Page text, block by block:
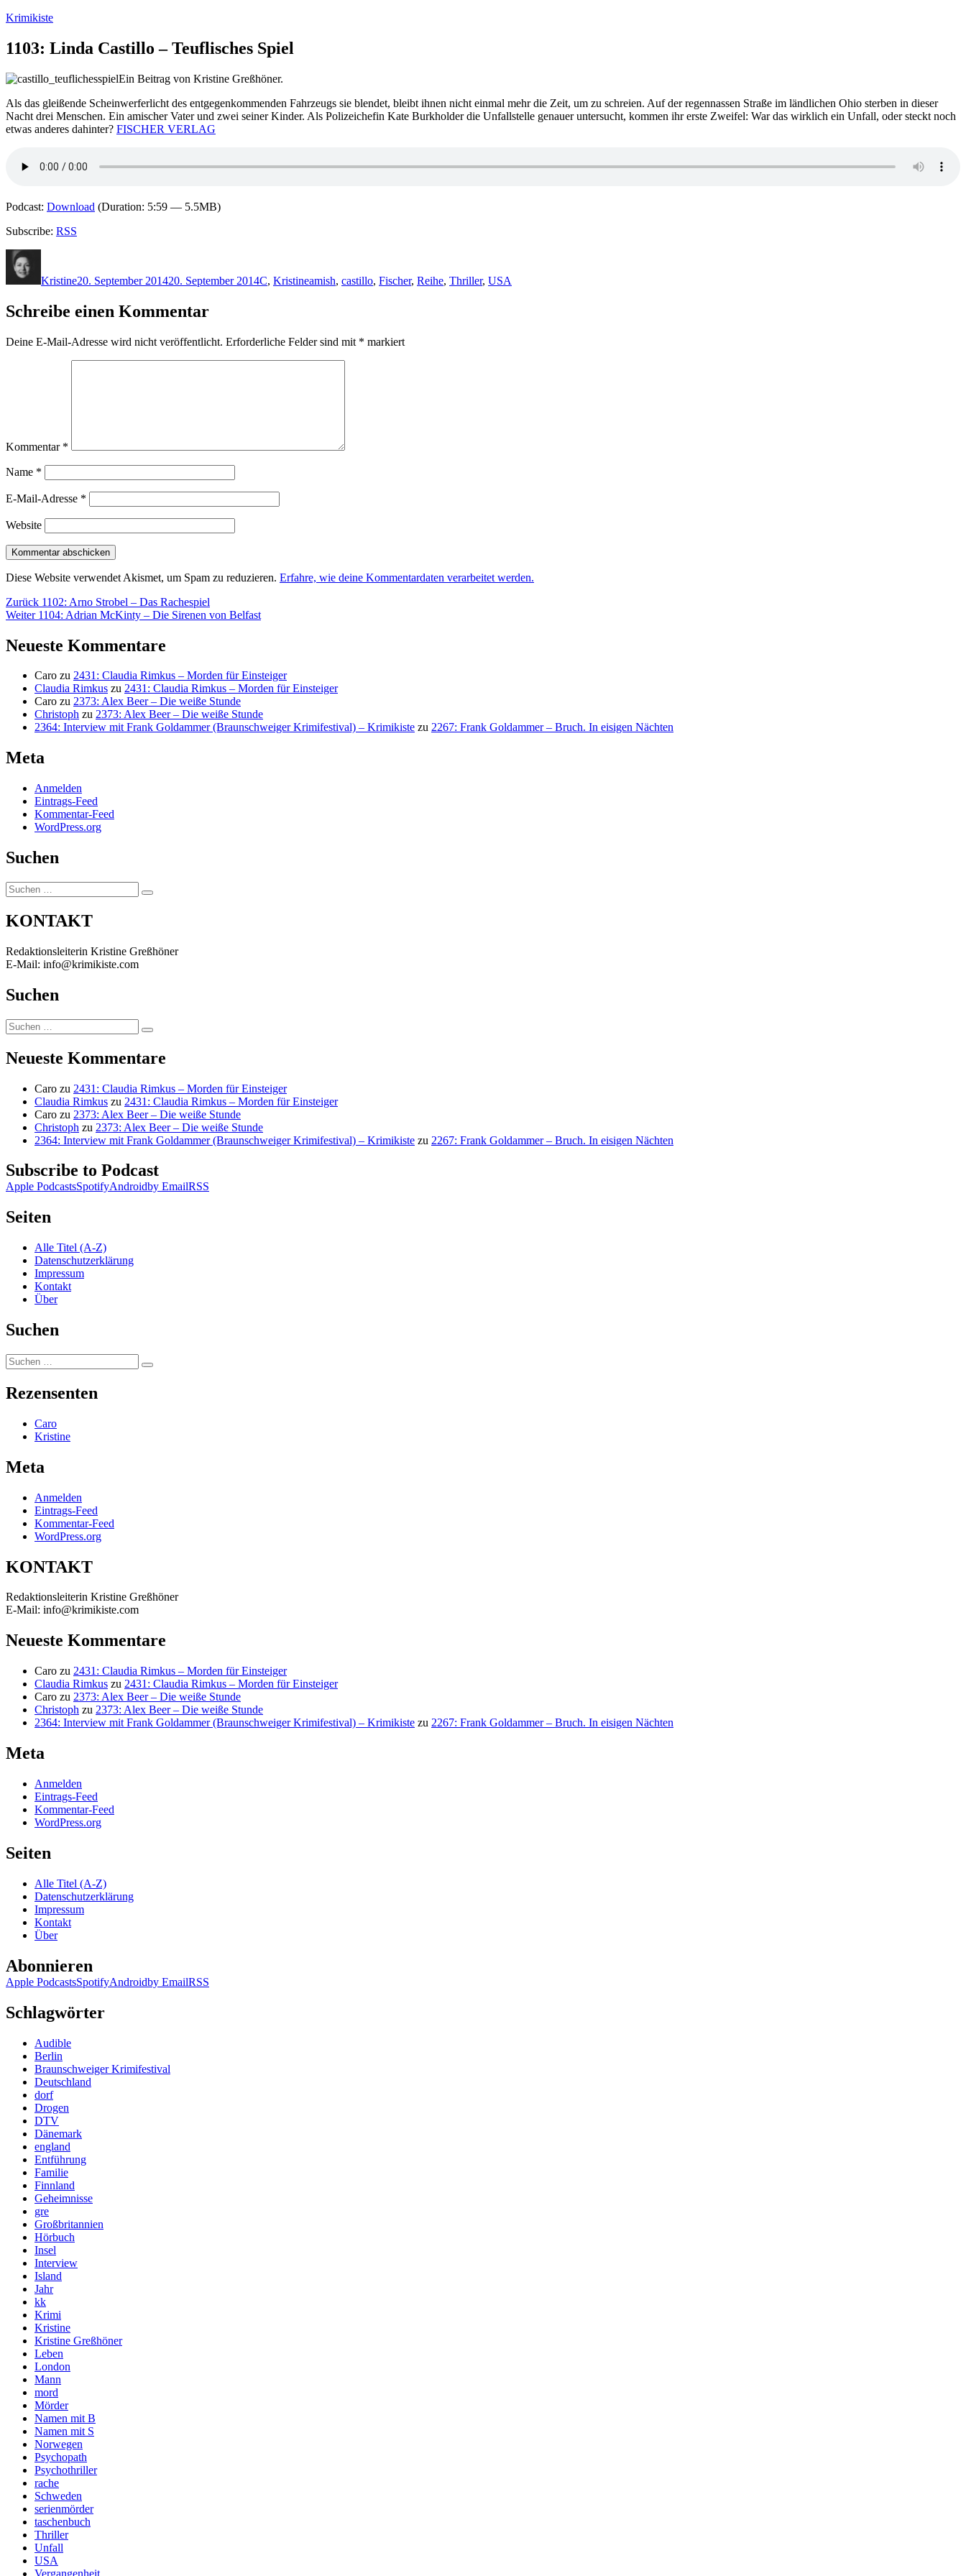
Zum
springen
Krimikiste
1103: Linda Castillo – Teuflisches Spiel
Ein Beitrag von Kristine Greßhöner.
Als das gleißende Scheinwerferlicht des entgegenkommenden Fahrzeugs sie blendet, bleibt ihnen nicht einmal mehr die Zeit, um zu schreien. Auf der regennassen Straße im ländlichen Ohio sterben in dieser
Nacht drei Menschen. Ein amischer Vater und zwei seiner Kinder. Als Polizeichefin Kate Burkholder die Unfallstelle genauer untersucht, kommen ihr erste Zweifel: War das wirklich ein Unfall, oder steckt noch
etwas anderes dahinter? FISCHER VERLAG
Podcast: Download (Duration: 5:59 — 5.5MB)
Subscribe: RSS
Kristine20. September 201420. September 2014C, Kristineamish, castillo, Fischer, Reihe, Thriller, USA
Schreibe einen Kommentar
Deine E-Mail-Adresse wird nicht veröffentlicht. Erforderliche Felder sind mit * markiert
Kommentar *
Name *
E-Mail-Adresse *
Website
Diese Website verwendet Akismet, um Spam zu reduzieren. Erfahre, wie deine Kommentardaten verarbeitet werden.
Beitragsnavigation
Zurück Vorheriger
Beitrag:
1102: Arno Strobel – Das Rachespiel
Weiter Nächster
1104: Adrian McKinty – Die Sirenen von Belfast
Neueste Kommentare
Caro zu 2431: Claudia Rimkus – Morden für Einsteiger
Claudia Rimkus zu 2431: Claudia Rimkus – Morden für Einsteiger
Caro zu 2373: Alex Beer – Die weiße Stunde
Christoph zu 2373: Alex Beer – Die weiße Stunde
2364: Interview mit Frank Goldammer (Braunschweiger Krimifestival) – Krimikiste zu 2267: Frank Goldammer – Bruch. In eisigen Nächten
Meta
Anmelden
Eintrags-Feed
Kommentar-Feed
WordPress.org
Suchen
Suchen
nach:
Suchen
KONTAKT
Redaktionsleiterin Kristine Greßhöner
E-Mail: info@krimikiste.com
Suchen
Suchen
nach:
Suchen
Neueste Kommentare
Caro zu 2431: Claudia Rimkus – Morden für Einsteiger
Claudia Rimkus zu 2431: Claudia Rimkus – Morden für Einsteiger
Caro zu 2373: Alex Beer – Die weiße Stunde
Christoph zu 2373: Alex Beer – Die weiße Stunde
2364: Interview mit Frank Goldammer (Braunschweiger Krimifestival) – Krimikiste zu 2267: Frank Goldammer – Bruch. In eisigen Nächten
Subscribe to Podcast
Apple PodcastsSpotifyAndroidby EmailRSS
Seiten
Alle Titel (A-Z)
Datenschutzerklärung
Impressum
Kontakt
Über
Suchen
Suchen
nach:
Suchen
Rezensenten
Caro
Kristine
Meta
Anmelden
Eintrags-Feed
Kommentar-Feed
WordPress.org
KONTAKT
Redaktionsleiterin Kristine Greßhöner
E-Mail: info@krimikiste.com
Neueste Kommentare
Caro zu 2431: Claudia Rimkus – Morden für Einsteiger
Claudia Rimkus zu 2431: Claudia Rimkus – Morden für Einsteiger
Caro zu 2373: Alex Beer – Die weiße Stunde
Christoph zu 2373: Alex Beer – Die weiße Stunde
2364: Interview mit Frank Goldammer (Braunschweiger Krimifestival) – Krimikiste zu 2267: Frank Goldammer – Bruch. In eisigen Nächten
Meta
Anmelden
Eintrags-Feed
Kommentar-Feed
WordPress.org
Seiten
Alle Titel (A-Z)
Datenschutzerklärung
Impressum
Kontakt
Über
Abonnieren
Apple PodcastsSpotifyAndroidby EmailRSS
Schlagwörter
Audible
Berlin
Braunschweiger Krimifestival
Deutschland
dorf
Drogen
DTV
Dänemark
england
Entführung
Familie
Finnland
Geheimnisse
gre
Großbritannien
Hörbuch
Insel
Interview
Island
Jahr
kk
Krimi
Kristine
Kristine Greßhöner
Leben
London
Mann
mord
Mörder
Namen mit B
Namen mit S
Norwegen
Psychopath
Psychothriller
rache
Schweden
serienmörder
taschenbuch
Thriller
Unfall
USA
Vergangenheit